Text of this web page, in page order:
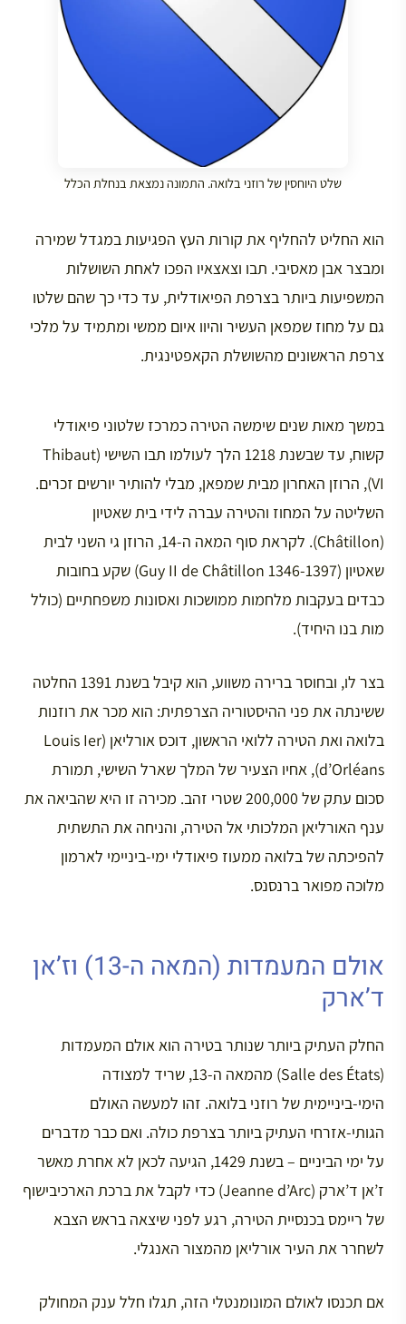
שלט היוחסין של רוזני בלואה. התמונה נמצאת בנחלת הכלל
הוא החליט להחליף את קורות העץ הפגיעות במגדל שמירה
ומבצר אבן מאסיבי. תבו וצאצאיו הפכו לאחת השושלות
המשפיעות ביותר בצרפת הפיאודלית, עד כדי כך שהם שלטו
גם על מחוז שמפאן העשיר והיוו איום ממשי ומתמיד על מלכי
צרפת הראשונים מהשושלת הקאפטינגית.
במשך מאות שנים שימשה הטירה כמרכז שלטוני פיאודלי
קשוח, עד שבשנת 1218 הלך לעולמו תבו השישי (Thibaut
VI), הרוזן האחרון מבית שמפאן, מבלי להותיר יורשים זכרים.
השליטה על המחוז והטירה עברה לידי בית שאטיון
(Châtillon). לקראת סוף המאה ה-14, הרוזן גי השני לבית
שאטיון (Guy II de Châtillon 1346-1397) שקע בחובות
כבדים בעקבות מלחמות ממושכות ואסונות משפחתיים (כולל
מות בנו היחיד).
בצר לו, ובחוסר ברירה משווע, הוא קיבל בשנת 1391 החלטה
ששינתה את פני ההיסטוריה הצרפתית: הוא מכר את רוזנות
בלואה ואת הטירה ללואי הראשון, דוכס אורליאן (Louis Ier
d’Orléans), אחיו הצעיר של המלך שארל השישי, תמורת
סכום עתק של 200,000 שטרי זהב. מכירה זו היא שהביאה את
ענף האורליאן המלכותי אל הטירה, והניחה את התשתית
להפיכתה של בלואה ממעוז פיאודלי ימי-ביניימי לארמון
מלוכה מפואר ברנסנס.
אולם המעמדות (המאה ה-13) וז’אן
ד’ארק
החלק העתיק ביותר שנותר בטירה הוא אולם המעמדות
(Salle des États) מהמאה ה-13, שריד למצודה
הימי-ביניימית של רוזני בלואה. זהו למעשה האולם
הגותי-אזרחי העתיק ביותר בצרפת כולה. ואם כבר מדברים
על ימי הביניים – בשנת 1429, הגיעה לכאן לא אחרת מאשר
ז’אן ד’ארק (Jeanne d’Arc) כדי לקבל את ברכת הארכיבישוף
של ריימס בכנסיית הטירה, רגע לפני שיצאה בראש הצבא
לשחרר את העיר אורליאן מהמצור האנגלי.
אם תכנסו לאולם המונומנטלי הזה, תגלו חלל ענק המחולק